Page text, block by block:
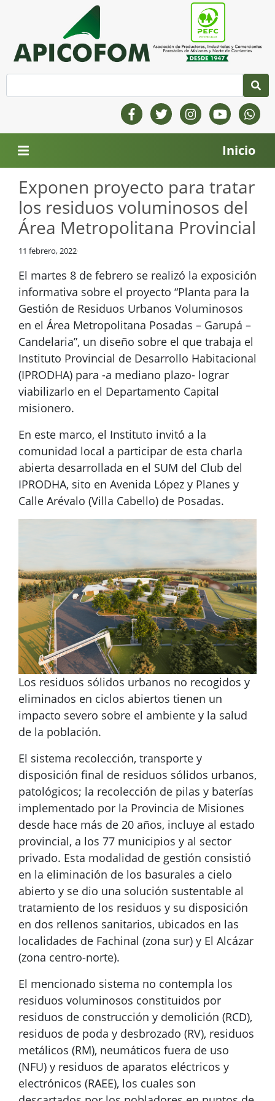
Inicio
Exponen proyecto para tratar
los residuos voluminosos del
Área Metropolitana Provincial
11 febrero, 2022
El martes 8 de febrero se realizó la exposición
informativa sobre el proyecto “Planta para la
Gestión de Residuos Urbanos Voluminosos
en el Área Metropolitana Posadas – Garupá –
Candelaria”, un diseño sobre el que trabaja el
Instituto Provincial de Desarrollo Habitacional
(IPRODHA) para -a mediano plazo- lograr
viabilizarlo en el Departamento Capital
misionero.
En este marco, el Instituto invitó a la
comunidad local a participar de esta charla
abierta desarrollada en el SUM del Club del
IPRODHA, sito en Avenida López y Planes y
Calle Arévalo (Villa Cabello) de Posadas.
Los residuos sólidos urbanos no recogidos y
eliminados en ciclos abiertos tienen un
impacto severo sobre el ambiente y la salud
de la población.
El sistema recolección, transporte y
disposición final de residuos sólidos urbanos,
patológicos; la recolección de pilas y baterías
implementado por la Provincia de Misiones
desde hace más de 20 años, incluye al estado
provincial, a los 77 municipios y al sector
privado. Esta modalidad de gestión consistió
en la eliminación de los basurales a cielo
abierto y se dio una solución sustentable al
tratamiento de los residuos y su disposición
en dos rellenos sanitarios, ubicados en las
localidades de Fachinal (zona sur) y El Alcázar
(zona centro-norte).
El mencionado sistema no contempla los
residuos voluminosos constituidos por
residuos de construcción y demolición (RCD),
residuos de poda y desbrozado (RV), residuos
metálicos (RM), neumáticos fuera de uso
(NFU) y residuos de aparatos eléctricos y
electrónicos (RAEE), los cuales son